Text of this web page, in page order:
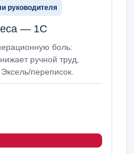
руководителя
— 1С
боль:
ручной труд,
переписок.